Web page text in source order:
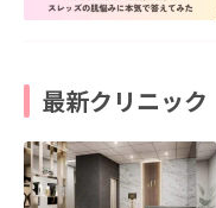
最新クリニック